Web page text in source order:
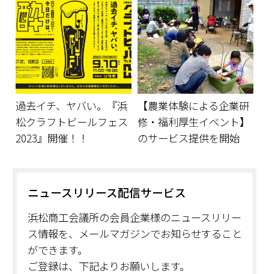
過去イチ、ヤバい。『浜
松クラフトビールフェス
2023』開催！！
【農業体験による企業研
修・福利厚生イベント】
のサービス提供を開始
ニュースリリース配信サービス
浜松商工会議所の会員企業様のニュースリリー
ス情報を、メールマガジンでお知らせすること
ができます。
ご登録は、下記よりお願いします。